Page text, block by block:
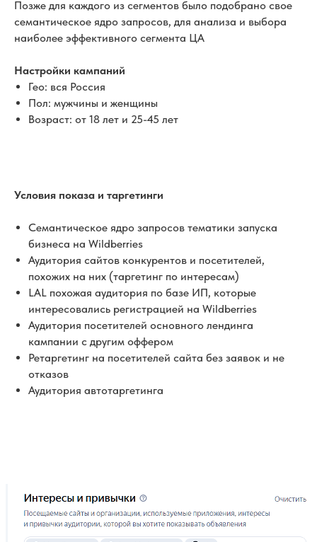
Позже для каждого из сегментов было подобрано свое
семантическое ядро запросов, для анализа и выбора
наиболее эффективного сегмента ЦА
Настройки кампаний
Гео: вся Россия
Пол: мужчины и женщины
Возраст: от 18 лет и 25-45 лет
Условия показа и таргетинги
Семантическое ядро запросов тематики запуска
бизнеса на Wildberries
Аудитория сайтов конкурентов и посетителей,
похожих на них (таргетинг по интересам)
LAL похожая аудитория по базе ИП, которые
интересовались регистрацией на Wildberries
Аудитория посетителей основного лендинга
кампании с другим оффером
Ретаргетинг на посетителей сайта без заявок и не
отказов
Аудитория автотаргетинга